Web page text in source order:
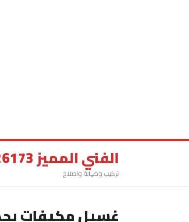
الفني المميز 0543626173
تركيب وصيانة واصلاح
غسيل مكيفات